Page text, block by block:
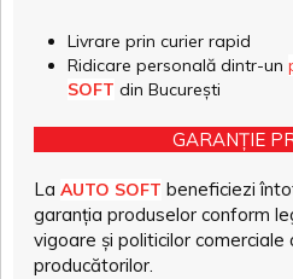
Livrare prin curier rapid
Ridicare personală dintr-un
SOFT din București
GARANȚIE
La AUTO SOFT beneficiezi
garanția produselor conform
vigoare și politicilor comerciale
producătorilor.